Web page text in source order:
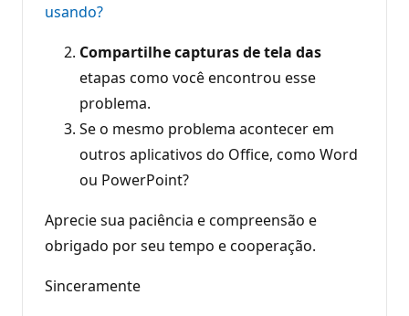
usando?
Compartilhe capturas de tela das
etapas como você encontrou esse
problema.
Se o mesmo problema acontecer em
outros aplicativos do Office, como Word
ou PowerPoint?
Aprecie sua paciência e compreensão e
obrigado por seu tempo e cooperação.
Sinceramente